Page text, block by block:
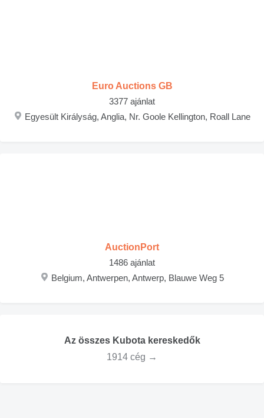
Euro Auctions GB
3377 ajánlat
Egyesült Királyság, Anglia, Nr. Goole Kellington, Roall Lane
AuctionPort
1486 ajánlat
Belgium, Antwerpen, Antwerp, Blauwe Weg 5
Az összes Kubota kereskedők
1914 cég →